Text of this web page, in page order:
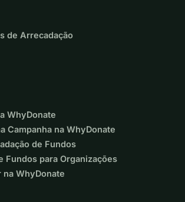
de Arrecadação
WhyDonate
Campanha na WhyDonate
de Fundos
Fundos para Organizações
na WhyDonate